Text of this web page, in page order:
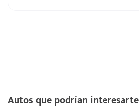
Autos que podrían interesarte